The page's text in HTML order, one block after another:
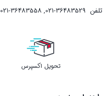
تلفن 021-36483529
,
021-36483558
تحویل اکسپرس